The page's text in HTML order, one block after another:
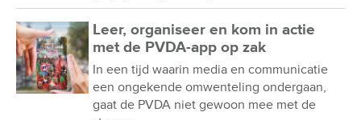
Leer, organiseer en kom in actie
met de PVDA-app op zak
In een tijd waarin media en communicatie
een ongekende omwenteling ondergaan,
gaat de PVDA niet gewoon mee met de